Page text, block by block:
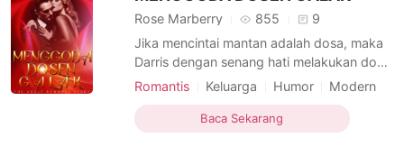
Rose Marberry 855
9
Jika mencintai mantan adalah dosa, maka
Darris dengan senang hati melakukan dosa
berkali-kali. Darris masih mencintai
arti hadiah dari Tuhan. Darris tak bisa
mengalihkan perhatiannya pada Neta. Dan
Romantis Keluarga Humor
Modern
Perbedaan Status Sosial
Hubungan yang gagal
CEO
Baca Sekarang